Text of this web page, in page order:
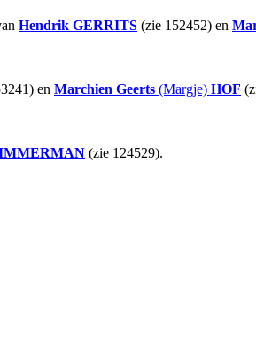
Hendrik GERRITS (zie 152452) en
en Marchien Geerts (Margje) HOF
(zie 124529).